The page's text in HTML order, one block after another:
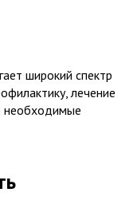
широкий спектр
лечение
необходимые